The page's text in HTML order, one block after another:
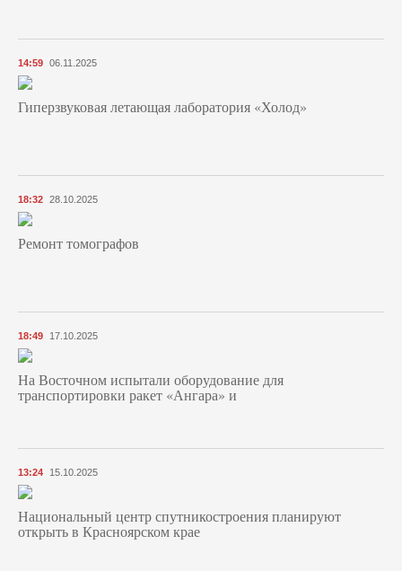
14:59 06.11.2025
Гиперзвуковая летающая лаборатория «Холод»
18:32 28.10.2025
Ремонт томографов
18:49 17.10.2025
На Восточном испытали оборудование для
транспортировки ракет «Ангара» и
13:24 15.10.2025
Национальный центр спутникостроения планируют
открыть в Красноярском крае